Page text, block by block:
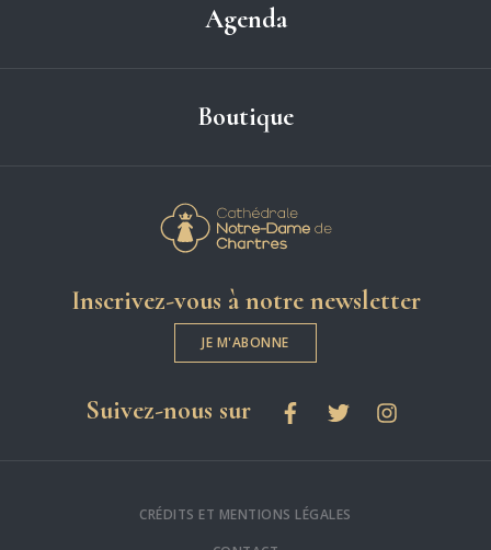
Agenda
Boutique
Inscrivez-vous à notre newsletter
JE M'ABONNE
Suivez-nous surles réseaux sociaux
FacebookTwitterInstagram
CRÉDITS ET MENTIONS LÉGALES